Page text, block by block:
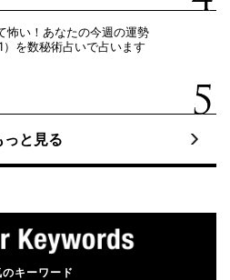
怖い！あなたの今週の運勢
）を数秘術占いで占います
っと見る
のキーワード